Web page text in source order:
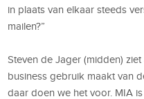
in plaats van elkaar steeds
mailen?”
Steven de Jager (midden)
business gebruik maakt van
daar doen we het voor. MIA